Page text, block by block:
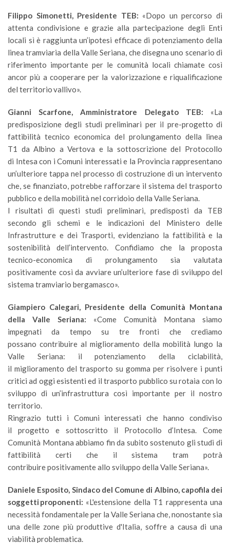
Filippo Simonetti, Presidente TEB: «Dopo un percorso di
attenta condivisione e grazie alla partecipazione degli Enti
locali sì è raggiunta un’ipotesi efficace di potenziamento della
linea tramviaria della Valle Seriana, che disegna uno scenario di
riferimento importante per le comunità locali chiamate così
ancor più a cooperare per la valorizzazione e riqualificazione
del territorio vallivo».
Gianni Scarfone, Amministratore Delegato TEB: «La
predisposizione degli studi preliminari per il pre-progetto di
fattibilità tecnico economica del prolungamento della linea
T1 da Albino a Vertova e la sottoscrizione del Protocollo
di Intesa con i Comuni interessati e la Provincia rappresentano
un’ulteriore tappa nel processo di costruzione di un intervento
che, se finanziato, potrebbe rafforzare il sistema del trasporto
pubblico e della mobilità nel corridoio della Valle Seriana.
I risultati di questi studi preliminari, predisposti da TEB
secondo gli schemi e le indicazioni del Ministero delle
Infrastrutture e dei Trasporti, evidenziano la fattibilità e la
sostenibilità dell’intervento. Confidiamo che la proposta
tecnico-economica di prolungamento sia valutata
positivamente così da avviare un’ulteriore fase di sviluppo del
sistema tramviario bergamasco».
Giampiero Calegari, Presidente della Comunità Montana
della Valle Seriana: «Come Comunità Montana siamo
impegnati da tempo su tre fronti che crediamo
possano contribuire al miglioramento della mobilità lungo la
Valle Seriana: il potenziamento della ciclabilità,
il miglioramento del trasporto su gomma per risolvere i punti
critici ad oggi esistenti ed il trasporto pubblico su rotaia con lo
sviluppo di un’infrastruttura così importante per il nostro
territorio.
Ringrazio tutti i Comuni interessati che hanno condiviso
il progetto e sottoscritto il Protocollo d’Intesa. Come
Comunità Montana abbiamo fin da subito sostenuto gli studi di
fattibilità certi che il sistema tram potrà
contribuire positivamente allo sviluppo della Valle Seriana».
Daniele Esposito, Sindaco del Comune di Albino, capofila dei
soggetti proponenti: «L'estensione della T1 rappresenta una
necessità fondamentale per la Valle Seriana che, nonostante sia
una delle zone più produttive d'Italia, soffre a causa di una
viabilità problematica.